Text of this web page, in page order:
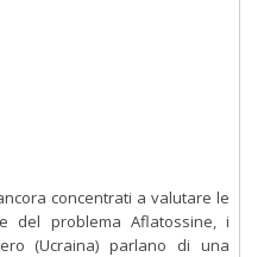
concentrati a valutare le
del problema Aflatossine, i
(Ucraina) parlano di una